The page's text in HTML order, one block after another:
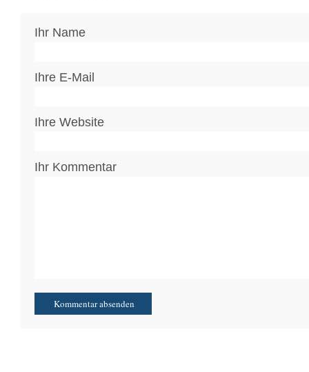
Ihr Name
Ihre E-Mail
Ihre Website
Ihr Kommentar